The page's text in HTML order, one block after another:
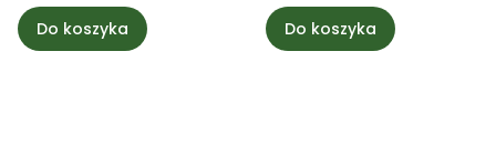
Do koszyka Do koszyka